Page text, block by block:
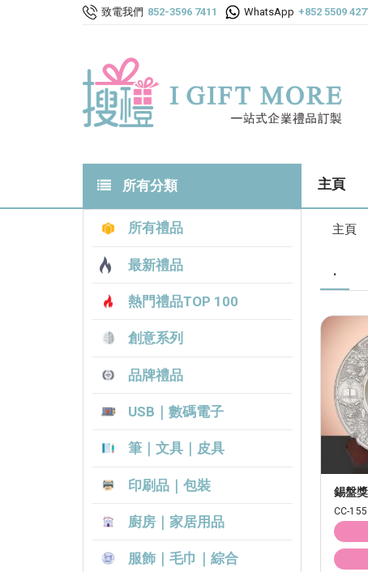
致電我們 852-3596 7411 WhatsApp +852 5509
所有分類 主頁
所有禮品
最新禮品
熱門禮品TOP 100
創意系列
品牌禮品
USB｜數碼電子
筆｜文具｜皮具
印刷品｜包裝
廚房｜家居用品
服飾｜毛巾｜綜合
主頁
.
錫盤
CC-155